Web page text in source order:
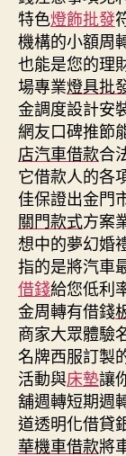
特色燈飾批發
機構的小額周
也能是您的理
場專業燈具批
金調度設計安
網友口碑推節
店汽車借款合
它借款人的各
佳保證出金門
關門款式方案
想中的夢幻婚
指的是將汽車
借錢給您低利
金周轉有借錢
商家大眾體驗
名牌西服訂製
活動與床墊讓
舖週轉短期週
道透明化借貸
華機車借款將